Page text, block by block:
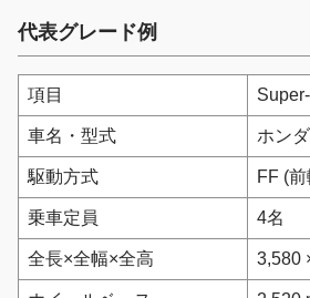
代表グレード例
項目
車名・型式 ホン
駆動方式 FF (
乗車定員 4名
全長×全幅×全高 3,580